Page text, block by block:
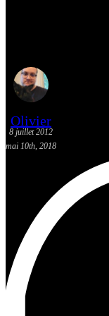
Olivier
8 juillet 2012
mai 10th, 2018